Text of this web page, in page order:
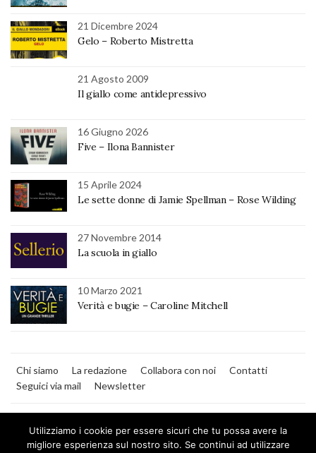
21 Dicembre 2024
Gelo – Roberto Mistretta
21 Agosto 2009
Il giallo come antidepressivo
16 Giugno 2026
Five – Ilona Bannister
15 Aprile 2024
Le sette donne di Jamie Spellman – Rose Wilding
27 Novembre 2014
La scuola in giallo
10 Marzo 2021
Verità e bugie – Caroline Mitchell
Chi siamo La redazione Collabora con noi
Contatti
Seguici via mail
Newsletter
Utilizziamo i cookie per essere sicuri che tu possa avere la
migliore esperienza sul nostro sito. Se continui ad utilizzare